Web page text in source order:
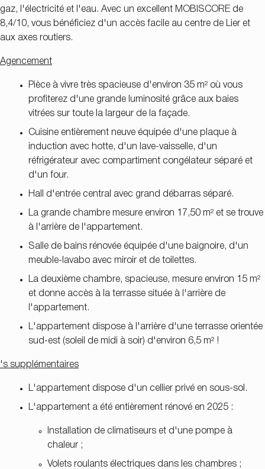
gaz, l'électricité et l'eau. Avec un excellent MOBISCORE de
8,4/10, vous bénéficiez d'un accès facile au centre de Lier et
aux axes routiers.
Agencement
Pièce à vivre très spacieuse d'environ 35 m² où vous
profiterez d'une grande luminosité grâce aux baies
vitrées sur toute la largeur de la façade.
Cuisine entièrement neuve équipée d'une plaque à
induction avec hotte, d'un lave-vaisselle, d'un
réfrigérateur avec compartiment congélateur séparé et
d'un four.
Hall d'entrée central avec grand débarras séparé.
La grande chambre mesure environ 17,50 m² et se trouve
à l'arrière de l'appartement.
Salle de bains rénovée équipée d'une baignoire, d'un
meuble-lavabo avec miroir et de toilettes.
La deuxième chambre, spacieuse, mesure environ 15 m²
et donne accès à la terrasse située à l'arrière de
l'appartement.
L'appartement dispose à l'arrière d'une terrasse orientée
sud-est (soleil de midi à soir) d'environ 6,5 m² !
's supplémentaires
L'appartement dispose d'un cellier privé en sous-sol.
L'appartement a été entièrement rénové en 2025 :
Installation de climatiseurs et d'une pompe à
chaleur ;
Volets roulants électriques dans les chambres ;